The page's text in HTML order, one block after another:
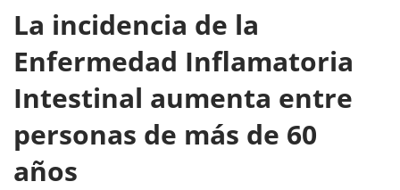
La incidencia de la
Enfermedad Inflamatoria
Intestinal aumenta entre
personas de más de 60
años